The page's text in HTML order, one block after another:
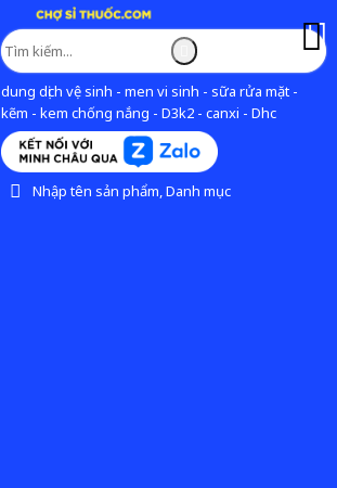
dung dịch vệ sinh - men vi sinh - sữa rửa mặt -
kẽm - kem chống nắng - D3k2 - canxi - Dhc
Nhập tên sản phẩm, Danh mục